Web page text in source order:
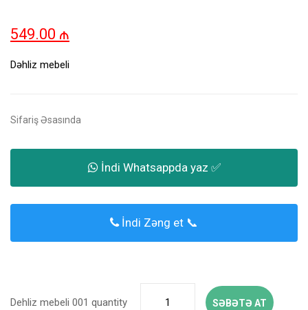
549.00 ₼
Dəhliz mebeli
Sifariş Əsasında
İndi Whatsappda yaz ✅
İndi Zəng et 📞
Dehliz mebeli 001 quantity SƏBƏTƏ AT